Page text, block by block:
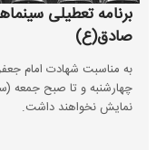
برنامه تعطیلی
صادق(ع)
به مناسبت شهادت امام
چهارشنبه و تا صبح جمعه
نمایش نخواهند داشت.